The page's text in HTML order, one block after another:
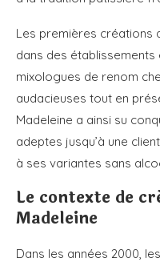
Les premières créations
dans des établissements
mixologues de renom
audacieuses tout en
Madeleine a ainsi su
adeptes jusqu’à une
à ses variantes sans
Le contexte de
Madeleine
Dans les années 2000,